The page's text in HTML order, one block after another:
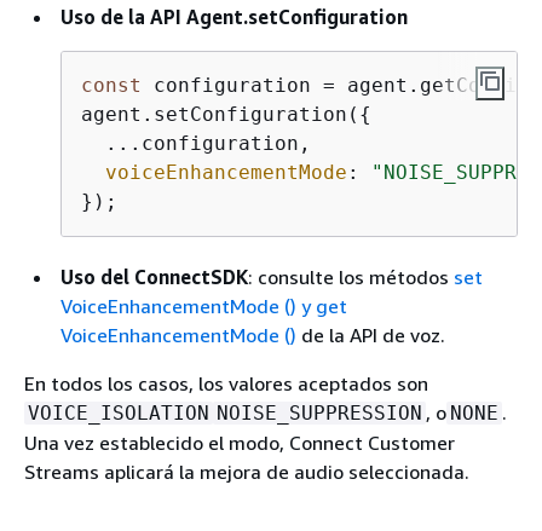
Uso de la API Agent.setConfiguration
const
configuration =
agent.setConfiguration( {
  ...configuration,
voiceEnhancementMode :
});
Uso del ConnectSDK: consulte los métodos set
VoiceEnhancementMode () y get
VoiceEnhancementMode () de la API de voz.
En todos los casos, los valores aceptados son
VOICE_ISOLATION NOISE_SUPPRESSION , o NONE .
Una vez establecido el modo, Connect Customer
Streams aplicará la mejora de audio seleccionada.